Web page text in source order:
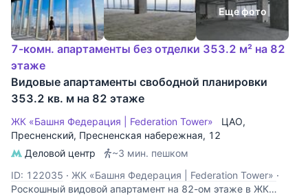
Еще фото
7-комн. апартаменты без отделки 353.2 м² на 82
этаже
Видовые апартаменты свободной планировки
353.2 кв. м на 82 этаже
ЖК «Башня Федерация | Federation Tower» ЦАО,
Пресненский, Пресненская набережная, 12
Деловой центр
~3 мин. пешком
ID: 122035 · ЖК «Башня Федерация | Federation Tower» ·
Роскошный видовой апартамент на 82-ом этаже в ЖК